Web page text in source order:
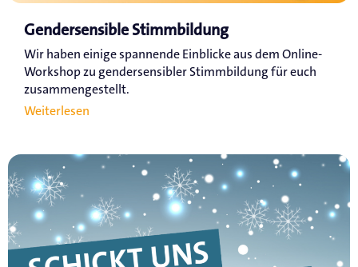
Gendersensible Stimmbildung
Wir haben einige spannende Einblicke aus dem Online-
Workshop zu gendersensibler Stimmbildung für euch
zusammengestellt.
Weiterlesen